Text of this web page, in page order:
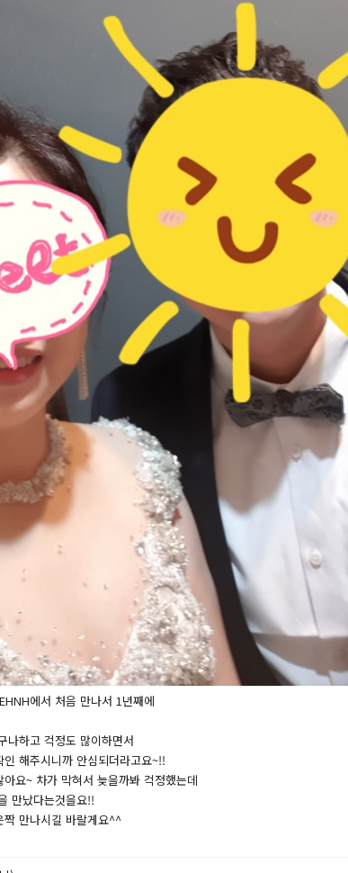
에서 처음 만나서 1년째에
나하고 걱정도 많이하면서
해주시니까 안심되더라고요~!!
요~ 차가 막혀서 늦을까봐 걱정했는데
만났다는것을요!!
짝 만나시길 바랄게요^^